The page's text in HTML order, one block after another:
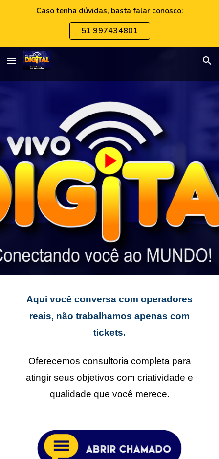
Caso tenha dúvidas, basta falar conosco:
51 997434801
Aqui você conversa com operadores
reais, não trabalhamos apenas com
tickets.
Oferecemos consultoria completa para
atingir seus objetivos com criatividade e
qualidade que você merece.